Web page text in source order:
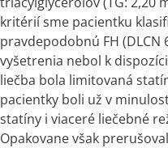
kritérií sme pacientku
pravdepodobnú FH (DLCN
vyšetrenia nebol k
liečba bola limitovaná
pacientky boli už v
statíny i viaceré liečebné
Opakovane však